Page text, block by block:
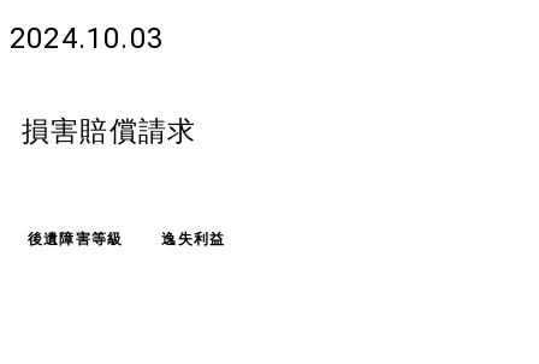
2024.10.03
損害賠償請求
後遺障害等級 逸失利益